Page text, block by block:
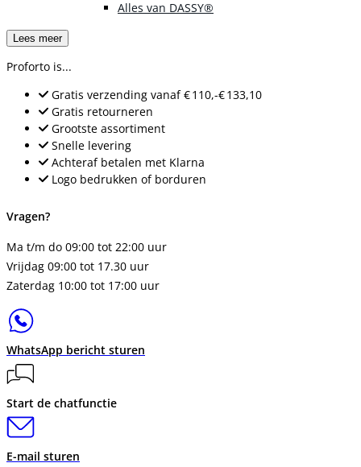
Alles van DASSY®
Lees meer
Proforto is...
Gratis verzending vanaf€ 110,-€ 133,10
Gratis retourneren
Grootste assortiment
Snelle levering
Achteraf betalen met Klarna
Logo bedrukken of borduren
Vragen?
Ma t/m do 09:00 tot 22:00 uur
Vrijdag 09:00 tot 17.30 uur
Zaterdag 10:00 tot 17:00 uur
WhatsApp bericht sturen
Start de chatfunctie
E-mail sturen